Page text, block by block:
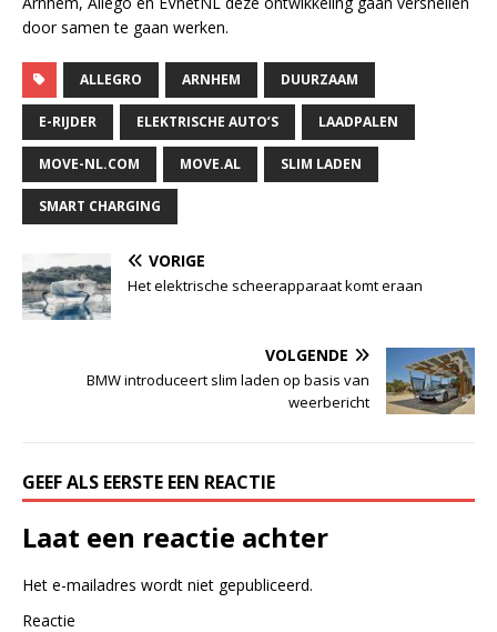
door samen te gaan werken.
ALLEGRO ARNHEM DUURZAAM
E-RIJDER ELEKTRISCHE AUTO’S LAADPALEN
MOVE-NL.COM MOVE.AL SLIM LADEN
SMART CHARGING
VORIGE
Het elektrische scheerapparaat komt eraan
VOLGENDE
BMW introduceert slim laden op basis van
weerbericht
GEEF ALS EERSTE EEN REACTIE
Laat een reactie achter
Het e-mailadres wordt niet gepubliceerd.
Reactie